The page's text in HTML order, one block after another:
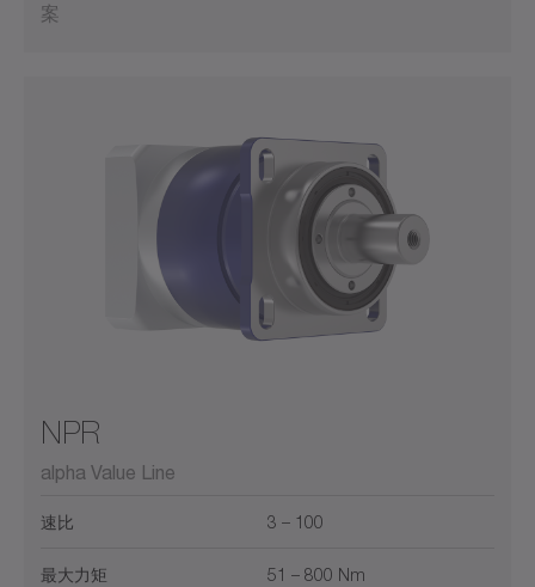
案
NPR
alpha Value Line
速比 3 – 100
最大力矩 51 – 800 Nm